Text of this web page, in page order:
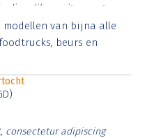
diam libero vitae erat.
cursus id rutrum lorem
risus tristique posuere.
van bijna alle
beurs en
consectetur adipiscing